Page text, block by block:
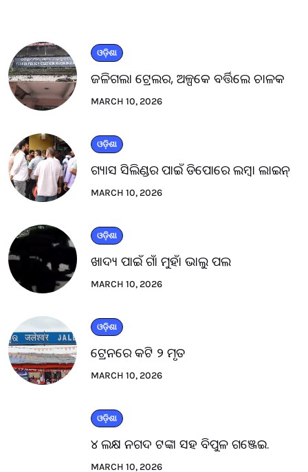
ଓଡ଼ିଶା
ଜଳିଗଲା ଟ୍ରେଲର, ଅଳ୍ପକେ ବର୍ତ୍ତିଲେ ଚାଳକ
MARCH 10, 2026
ଓଡ଼ିଶା
ଗ୍ୟାସ ସିଲିଣ୍ଡର ପାଇଁ ଡିପୋରେ ଲମ୍ବା ଲାଇନ୍
MARCH 10, 2026
ଓଡ଼ିଶା
ଖାଦ୍ୟ ପାଇଁ ଗାଁ ମୁହାଁ ଭାଲୁ ପଲ
MARCH 10, 2026
ଓଡ଼ିଶା
ଟ୍ରେନରେ କଟି ୨ ମୃତ
MARCH 10, 2026
ଓଡ଼ିଶା
୪ ଲକ୍ଷ ନଗଦ ଟଙ୍କା ସହ ବିପୁଳ ଗଞ୍ଜେଇ.
MARCH 10, 2026